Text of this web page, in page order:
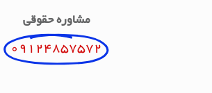
مشاوره حقوقی
09124857572